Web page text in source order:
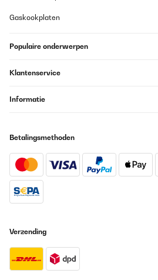
Gaskookplaten
Populaire onderwerpen
Klantenservice
Informatie
Betalingsmethoden
Verzending